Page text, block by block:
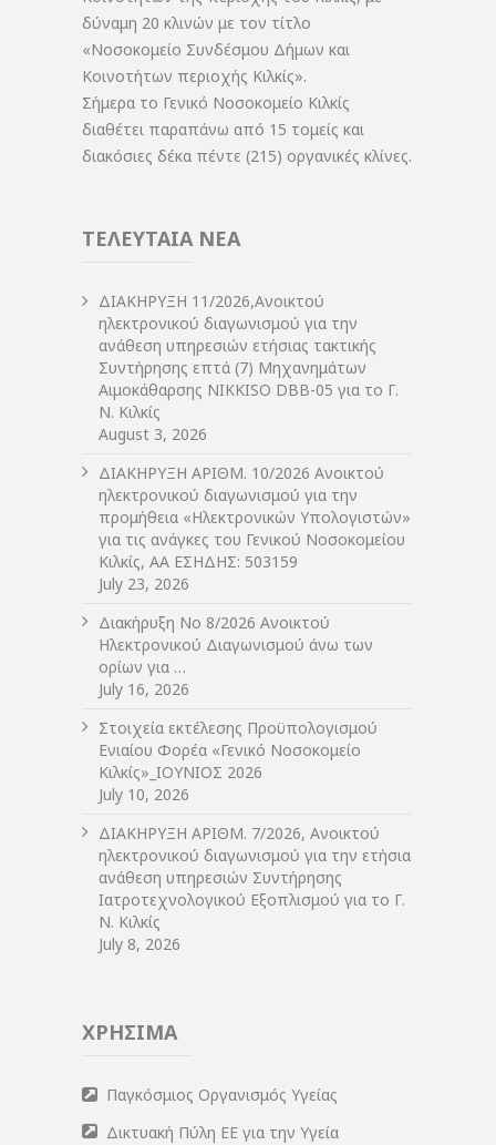
δύναμη 20 κλινών με τον τίτλο
«Νοσοκομείο Συνδέσμου Δήμων και
Κοινοτήτων περιοχής Κιλκίς».
Σήμερα το Γενικό Νοσοκομείο Κιλκίς
διαθέτει παραπάνω από 15 τομείς και
διακόσιες δέκα πέντε (215) οργανικές κλίνες.
ΤΕΛΕΥΤΑΙΑ ΝΕΑ
ΔIΑΚΗΡΥΞΗ 11/2026,Ανοικτού
ηλεκτρονικού διαγωνισμού για την
ανάθεση υπηρεσιών ετήσιας τακτικής
Συντήρησης επτά (7) Μηχανημάτων
Αιμοκάθαρσης NIKKISO DBB-05 για το Γ.
Ν. Κιλκίς
August 3, 2026
ΔIΑΚΗΡΥΞΗ ΑΡIΘΜ. 10/2026 Ανοικτού
ηλεκτρονικού διαγωνισμού για την
προμήθεια «Ηλεκτρονικών Υπολογιστών»
για τις ανάγκες του Γενικού Νοσοκομείου
Κιλκίς, ΑΑ ΕΣΗΔΗΣ: 503159
July 23, 2026
Διακήρυξη Νο 8/2026 Ανοικτού
Ηλεκτρονικού Διαγωνισμού άνω των
ορίων για …
July 16, 2026
Στοιχεία εκτέλεσης Προϋπολογισμού
Ενιαίου Φορέα «Γενικό Νοσοκομείο
Κιλκίς»_ΙΟΥΝΙΟΣ 2026
July 10, 2026
ΔIΑΚΗΡΥΞΗ ΑΡIΘΜ. 7/2026, Ανοικτού
ηλεκτρονικού διαγωνισμού για την ετήσια
ανάθεση υπηρεσιών Συντήρησης
Ιατροτεχνολογικού Εξοπλισμού για το Γ.
Ν. Κιλκίς
July 8, 2026
ΧΡΗΣΙΜΑ
Παγκόσμιος Οργανισμός Υγείας
Δικτυακή Πύλη ΕΕ για την Υγεία